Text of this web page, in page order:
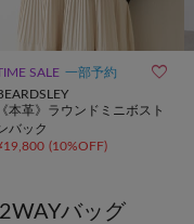
SALE 一部予約 
《本革》ラウンドミニボスト
バック
19,800 (10%OFF)
バッグ